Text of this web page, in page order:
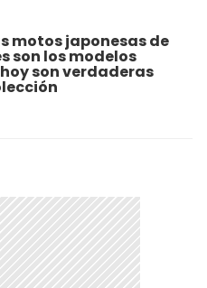
motos japonesas de
son los modelos
son verdaderas